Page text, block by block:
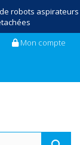
robots aspirateurs
Mon compte